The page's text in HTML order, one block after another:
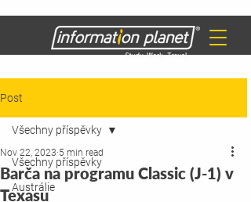
Post
Všechny příspěvky
Austrálie
Všechny příspěvky
Barča na programu Classic (J-1) v
Texasu
Nov 22, 2023 5 min read